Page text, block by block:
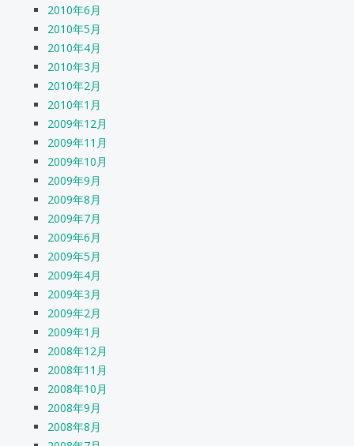
2010年6月
2010年5月
2010年4月
2010年3月
2010年2月
2010年1月
2009年12月
2009年11月
2009年10月
2009年9月
2009年8月
2009年7月
2009年6月
2009年5月
2009年4月
2009年3月
2009年2月
2009年1月
2008年12月
2008年11月
2008年10月
2008年9月
2008年8月